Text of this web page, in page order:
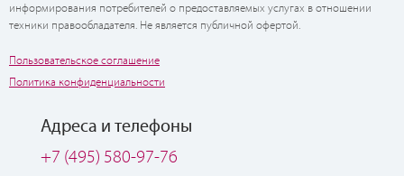
информирования потребителей о предоставляемых услугах в отношении
техники правообладателя. Не является публичной офертой.
Пользовательское соглашение
Политика конфиденциальности
Адреса и телефоны
+7 (495) 580-97-76